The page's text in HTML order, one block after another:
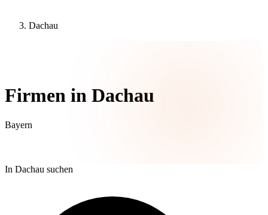
Dachau
Firmen in Dachau
Bayern
In Dachau suchen